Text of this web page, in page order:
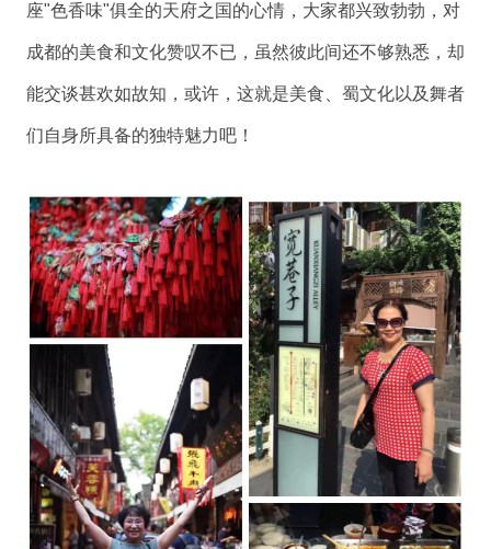
座"色香味"俱全的天府之国的心情，大家都兴致勃勃，对
成都的美食和文化赞叹不已，虽然彼此间还不够熟悉，却
能交谈甚欢如故知，或许，这就是美食、蜀文化以及舞者
们自身所具备的独特魅力吧！